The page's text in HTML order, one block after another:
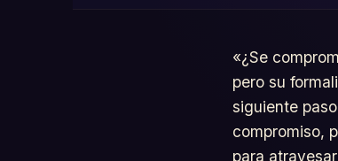
«¿Se
pero su
siguiente
compromiso,
para